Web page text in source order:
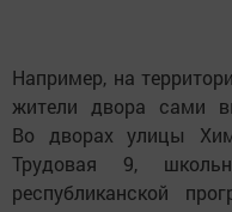
Например, на
жители двора сами
Во дворах улицы
Трудовая 9,
республиканской